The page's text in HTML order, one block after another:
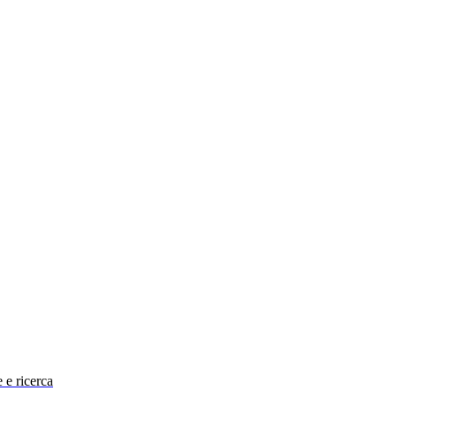
e ricerca